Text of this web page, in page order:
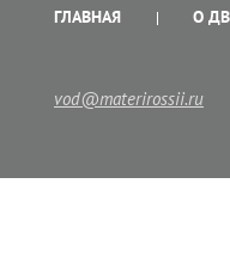
ГЛАВНАЯ О
vod@materirossii.ru